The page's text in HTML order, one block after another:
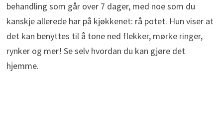
behandling som går over 7 dager, med noe som du
kanskje allerede har på kjøkkenet: rå potet. Hun viser at
det kan benyttes til å tone ned flekker, mørke ringer,
rynker og mer! Se selv hvordan du kan gjøre det
hjemme.